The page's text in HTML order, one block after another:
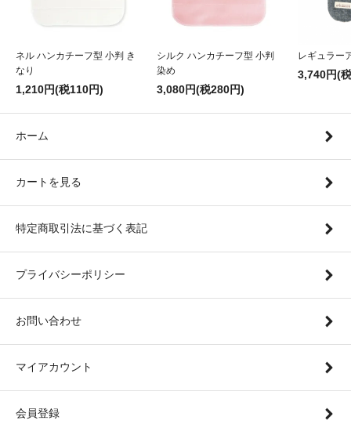
ネル ハンカチーフ型 小判 き
なり
1,210円(税110円)
シルク ハンカチーフ型 小判
染め
3,080円(税280円)
レギュラー
3,740円(
ホーム
カートを見る
特定商取引法に基づく表記
プライバシーポリシー
お問い合わせ
マイアカウント
会員登録